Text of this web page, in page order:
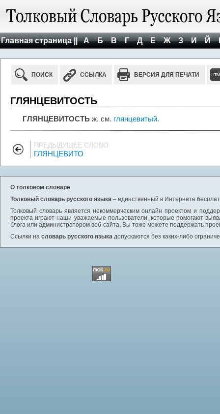
Главная страница || А Б В Г Д Е Ж З И Й
ПОИСК ССЫЛКА ВЕРСИЯ ДЛЯ ПЕЧАТИ
ГЛЯНЦЕВИТОСТЬ
ГЛЯНЦЕВИТОСТЬ ж. см. глянцевитый.
ПРЕДЫДУЩЕЕ СЛОВО
ГЛЯНЦЕВИТО
О толковом словаре
Толковый словарь русского языка – единственный в Интернете
Толковый словарь является некоммерческим онлайн проектом и
проекта играют наши уважаемые пользователи, которые помогают
блога или администратором веб-сайта, Вы тоже можете поддержать
Ссылки на словарь русского языка допускаются без каких-либо